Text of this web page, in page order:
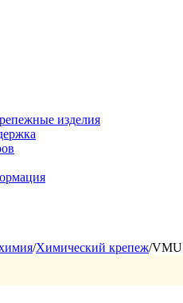
изделия
/Химический крепеж/VMU